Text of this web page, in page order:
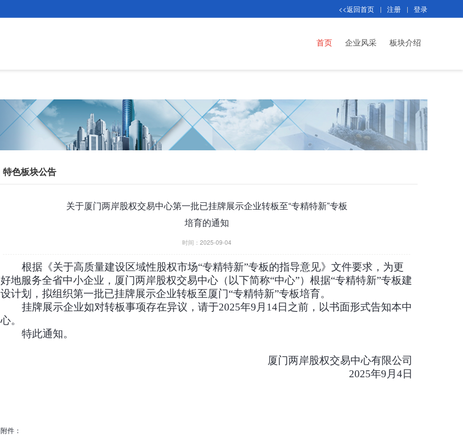
<<返回首页 注册 登录
首页 企业风采 板块介绍
特色板块公告
关于厦门两岸股权交易中心第一批已挂牌展示企业转板至“专精特新”专板
培育的通知
时间： 2025-09-04
根据《关于高质量建设区域性股权市场“专精特新”专板的指导意见》文件要求，为更
好地服务全省中小企业， 厦门两岸股权交易中心 （以下简称“中心”） 根据“专精特新”专板建
设计划 ， 拟组织第一批已挂牌展示企业转板至厦门 “专精特新”专板培育。
挂牌展示企业如对转板事项存在异议，请于2025年9月14日之前，以书面形式告知本中
心。
特此通知。
厦门两岸股权交易中心有限公司
2025年9月 4日
附件：